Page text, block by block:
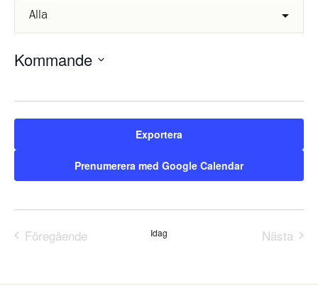
Kommande
datum.
Exportera
Prenumerera med Google Calendar
Föregående
Idag
Nästa